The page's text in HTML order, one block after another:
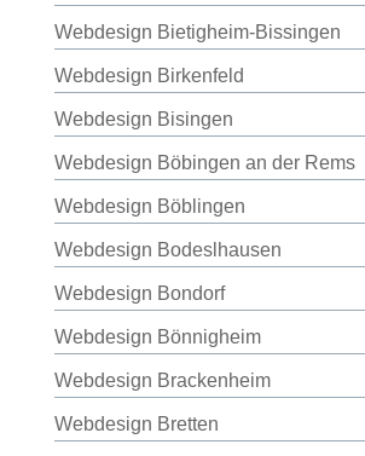
Webdesign Bietigheim-Bissingen
Webdesign Birkenfeld
Webdesign Bisingen
Webdesign Böbingen an der Rems
Webdesign Böblingen
Webdesign Bodeslhausen
Webdesign Bondorf
Webdesign Bönnigheim
Webdesign Brackenheim
Webdesign Bretten